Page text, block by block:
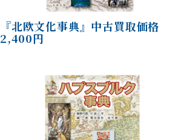
『北欧文化事典』中古買取価格
2,400円